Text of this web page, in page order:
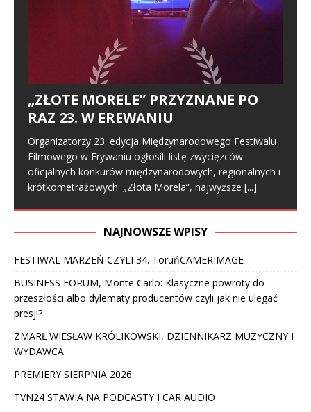
„ZŁOTE MORELE” PRZYZNANE PO
RAZ 23. W EREWANIU
Organizatorzy 23. edycja Międzynarodowego Festiwalu
Filmowego w Erywaniu ogłosili listę zwycięzców
oficjalnych konkurów międzynarodowych, regionalnych i
krótkometrażowych. „Złota Morela”, najwyższe [...]
NAJNOWSZE WPISY
FESTIWAL MARZEŃ CZYLI 34. ToruńCAMERIMAGE
BUSINESS FORUM, Monte Carlo: Klasyczne powroty do
przeszłości albo dylematy producentów czyli jak nie ulegać
presji?
ZMARŁ WIESŁAW KRÓLIKOWSKI, DZIENNIKARZ MUZYCZNY I
WYDAWCA
PREMIERY SIERPNIA 2026
TVN24 STAWIA NA PODCASTY I CAR AUDIO